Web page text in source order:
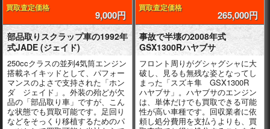
買取査定価格
9,000円
部品取りスクラップ車の1992年
式JADE (ジェイド)
250ccクラスの並列4気筒エンジン
搭載ネイキッドとして、パフォー
マンスのよさで支持された「ホン
ダ ジェイド」。外装の殆どが欠
品の「部品取り車」ですが、こん
な状態でも買取可能です。足回り
などをそっくり移植するためのパ
買取査定価格
265,000円
事故で半壊の2008年式
GSX1300Rハヤブサ
フロント周りがグシャグシャに大
破し、見るも無残な姿となってし
まった「スズキ隼 GSX1300R
ハヤブサ」。ハヤブサのエンジン
は、単体だけでも買取できる可能
性が高い車種です。回収業者に依
頼し処分費用を支払うよりも、買